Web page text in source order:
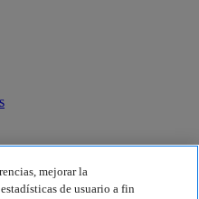
mejorar la
de usuario a fin